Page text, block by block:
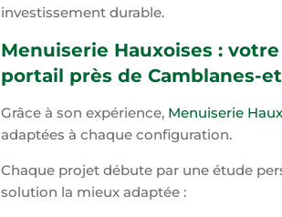
investissement durable.
Menuiserie Hauxoises :
portail près de Camblanes-
Grâce à son expérience, Menuiserie
adaptées à chaque configuration.
Chaque projet débute par une étude
solution la mieux adaptée :